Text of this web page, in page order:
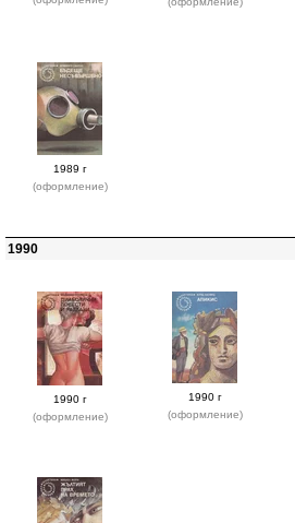
1989 г
(оформление)
1990
1990 г
(оформление)
1990 г
(оформление)